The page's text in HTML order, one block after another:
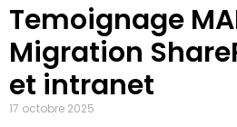
Temoignage
Migration
et intranet
17 octobre 2025